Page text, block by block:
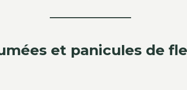
et panicules de